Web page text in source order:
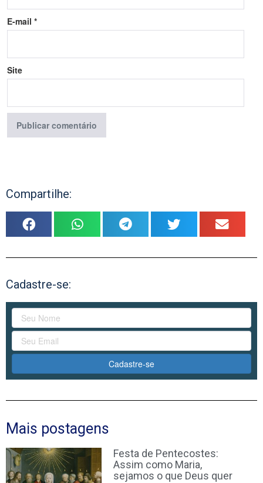
E-mail *
Site
Compartilhe:
Cadastre-se:
Cadastre-se
Mais postagens
Festa de Pentecostes:
Assim como Maria,
sejamos o que Deus quer